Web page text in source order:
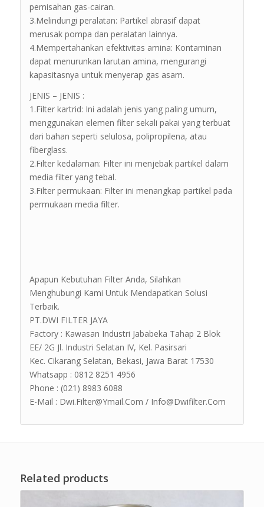
pemisahan gas-cairan.
3.Melindungi peralatan: Partikel abrasif dapat
merusak pompa dan peralatan lainnya.
4.Mempertahankan efektivitas amina: Kontaminan
dapat menurunkan larutan amina, mengurangi
kapasitasnya untuk menyerap gas asam.
JENIS – JENIS :
1.Filter kartrid: Ini adalah jenis yang paling umum,
menggunakan elemen filter sekali pakai yang terbuat
dari bahan seperti selulosa, polipropilena, atau
fiberglass.
2.Filter kedalaman: Filter ini menjebak partikel dalam
media filter yang tebal.
3.Filter permukaan: Filter ini menangkap partikel pada
permukaan media filter.
Apapun Kebutuhan Filter Anda, Silahkan
Menghubungi Kami Untuk Mendapatkan Solusi
Terbaik.
PT.DWI FILTER JAYA
Factory : Kawasan Industri Jababeka Tahap 2 Blok
EE/ 2G Jl. Industri Selatan IV, Kel. Pasirsari
Kec. Cikarang Selatan, Bekasi, Jawa Barat 17530
Whatsapp : 0812 8251 4956
Phone : (021) 8983 6088
E-Mail : Dwi.Filter@Ymail.Com / Info@Dwifilter.Com
Related products